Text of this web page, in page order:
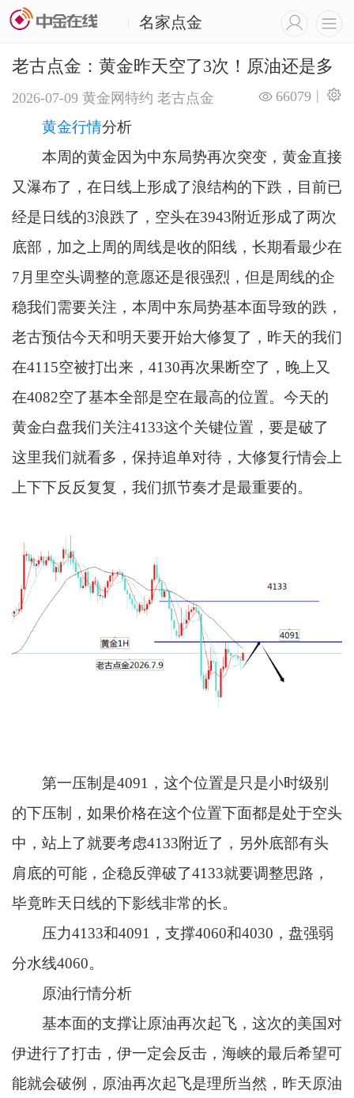
名家点金
老古点金：黄金昨天空了3次！原油还是多
2026-07-09 黄金网特约 老古点金 |
66079
黄金行情分析
本周的黄金因为中东局势再次突变，黄金直接
又瀑布了，在日线上形成了浪结构的下跌，目前已
经是日线的3浪跌了，空头在3943附近形成了两次
底部，加之上周的周线是收的阳线，长期看最少在
7月里空头调整的意愿还是很强烈，但是周线的企
稳我们需要关注，本周中东局势基本面导致的跌，
老古预估今天和明天要开始大修复了，昨天的我们
在4115空被打出来，4130再次果断空了，晚上又
在4082空了基本全部是空在最高的位置。今天的
黄金白盘我们关注4133这个关键位置，要是破了
这里我们就看多，保持追单对待，大修复行情会上
上下下反反复复，我们抓节奏才是最重要的。
第一压制是4091，这个位置是只是小时级别
的下压制，如果价格在这个位置下面都是处于空头
中，站上了就要考虑4133附近了，另外底部有头
肩底的可能，企稳反弹破了4133就要调整思路，
毕竟昨天日线的下影线非常的长。
压力4133和4091，支撑4060和4030，盘强弱
分水线4060。
原油行情分析
基本面的支撑让原油再次起飞，这次的美国对
伊进行了打击，伊一定会反击，海峡的最后希望可
能就会破例，原油再次起飞是理所当然，昨天原油